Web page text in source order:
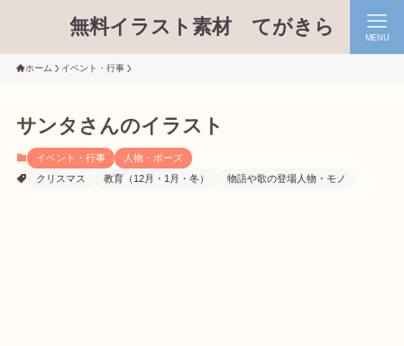
無料イラスト素材 てがきら MENU
ホーム イベント・行事
サンタさんのイラスト
イベント・行事
人物・ポーズ
クリスマス
教育（12月・1月・冬） 物語や歌の登場人物・モノ